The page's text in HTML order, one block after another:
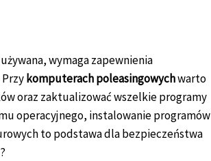
wymaga zapewnienia
komputerach poleasingowychwarto
oraz zaktualizować wszelkie programy
operacyjnego, instalowanie programów
to podstawa dla bezpieczeństwa